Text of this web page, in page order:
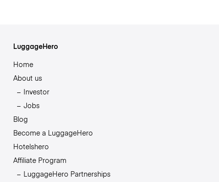
LuggageHero
Home
About us
Investor
Jobs
Blog
Become a LuggageHero
Hotelshero
Affiliate Program
LuggageHero Partnerships